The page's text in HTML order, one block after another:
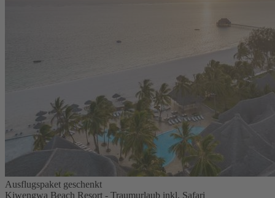
Ausflugspaket geschenkt
Kiwengwa Beach Resort - Traumurlaub inkl. Safari